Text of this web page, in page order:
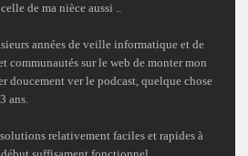
de ma nièce aussi ..
années de veille informatique et de
communautés sur le web de monter mon
doucement ver le podcast, quelque chose
ans.
relativement faciles et rapides à